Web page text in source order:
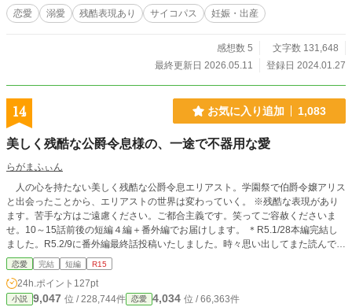
り、夢幻の住人編の最終話後の番外編を削除してしまったので、再度公開いたし
ます。しおりを挟んで下さっていた方々には、ご迷惑をおかけいたしました。申
入り登録300突破に感謝(喜)R7.2/12に一話、お気に入り登録500突破に感謝(泣)
R8.5/11お届けいたします。本当にありがとうございます。 ＊らがまふぃん活動
恋愛 溺愛 残酷表現あり サイコパス 妊娠・出産
感想数 5
文字数 131,648
最終更新日 2026.05.11
登録日 2024.01.27
14 お気に入り追加 1,083
美しく残酷な公爵令息様の、一途で不器用な愛
らがまふぃん
人の心を持たない美しく残酷な公爵令息エリアスト。学園祭で伯爵令嬢アリス
と出会ったことから、エリアストの世界は変わっていく。 ※残酷な表現があり
ます。苦手な方はご遠慮ください。ご都合主義です。笑ってご容赦くださいま
せ。10～15話前後の短編４編＋番外編でお届けします。 ＊R5.1/28本編完結し
ました。R5.2/9に番外編最終話投稿いたしました。時々思い出してまた読んでく
ださると嬉しいです。ありがとうございました。 たくさんのお気に入り登録、
エール、ありがとうございます！とても励みになります！これからもがんばって
参ります！ ※R5.6/1続編 美しい公爵様の、凄まじい独占欲と溺れるほどの
愛 投稿いたしました。R6.1/27こちらの作品と、続編 美しい公爵様の、凄ま
恋愛 完結 短編 R15
24h.ポイント 127pt
小説 9,047 位 / 228,744件 恋愛 4,034 位 / 66,363件